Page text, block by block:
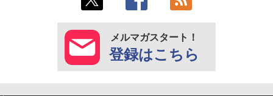
メルマガスタート！
登録はこちら